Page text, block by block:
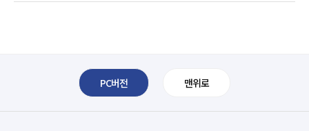
PC버전 맨위로